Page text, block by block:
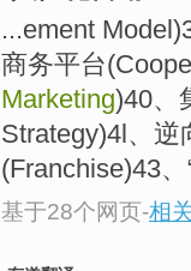
...ement
商务平台
Marketing)40、
Strategy)4l、逆
(Franchise)43、
基于28个网页-相